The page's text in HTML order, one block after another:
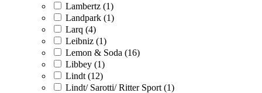
Lambertz (1)
Landpark (1)
Larq (4)
Leibniz (1)
Lemon & Soda (16)
Libbey (1)
Lindt (12)
Lindt/ Sarotti/ Ritter Sport (1)